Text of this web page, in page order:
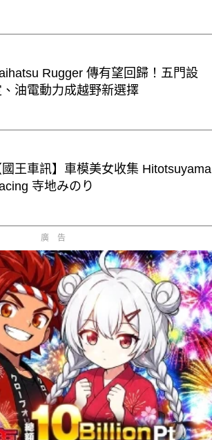
Rugger 傳有望回歸！五門設
、油電動力成越野新選擇
國王車訊】車模美女收集 Hitotsuyama
寺地みのり
廣告